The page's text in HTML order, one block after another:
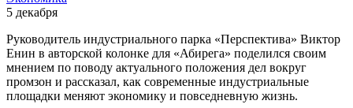
5 декабря
Руководитель индустриального парка «Перспектива» Виктор
Енин в авторской колонке для «Абирега» поделился своим
мнением по поводу актуального положения дел вокруг
промзон и рассказал, как современные индустриальные
площадки меняют экономику и повседневную жизнь.